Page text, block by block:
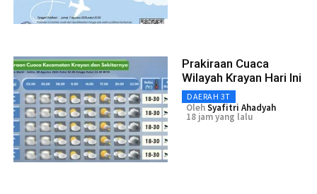
Prakiraan Cuaca
Wilayah Krayan Hari Ini
DAERAH 3T
OlehSyafitri Ahadyah
18 jam yang lalu